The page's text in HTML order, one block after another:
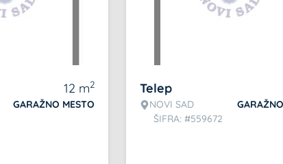
12 m2
GARAŽNO MESTO
Telep
NOVI SAD
ŠIFRA: #559672